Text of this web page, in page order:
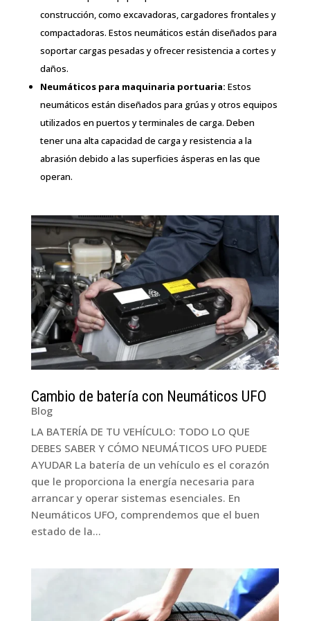
construcción, como excavadoras, cargadores frontales y
compactadoras. Estos neumáticos están diseñados para
soportar cargas pesadas y ofrecer resistencia a cortes y
daños.
Neumáticos para maquinaria portuaria: Estos
neumáticos están diseñados para grúas y otros equipos
utilizados en puertos y terminales de carga. Deben
tener una alta capacidad de carga y resistencia a la
abrasión debido a las superficies ásperas en las que
operan.
Cambio de batería con Neumáticos UFO
Blog
LA BATERÍA DE TU VEHÍCULO: TODO LO QUE
DEBES SABER Y CÓMO NEUMÁTICOS UFO PUEDE
AYUDAR La batería de un vehículo es el corazón
que le proporciona la energía necesaria para
arrancar y operar sistemas esenciales. En
Neumáticos UFO, comprendemos que el buen
estado de la...